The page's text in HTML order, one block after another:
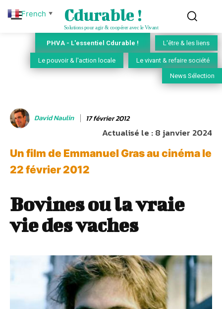
Cdurable !
Solutions pour agir & coopérer avec le Vivant
PHVA - L'essentiel Cdurable ! L'être & les liens
Le pouvoir & l'action locale Le vivant & refaire société
News Sélection
David Naulin 17 février 2012
Actualisé le :8 janvier 2024
Un film de Emmanuel Gras au cinéma le
22 février 2012
Bovines ou la vraie
vie des vaches
French ▼